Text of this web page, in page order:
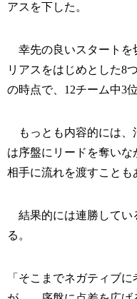
アスを下した。
幸先の良いスタートを
リアスをはじめとした8
の時点で、12チーム中3
もっとも内容的には、
は序盤にリードを奪い
相手に流れを渡すことも
結果的には連勝してい
る。
「そこまでネガティブ